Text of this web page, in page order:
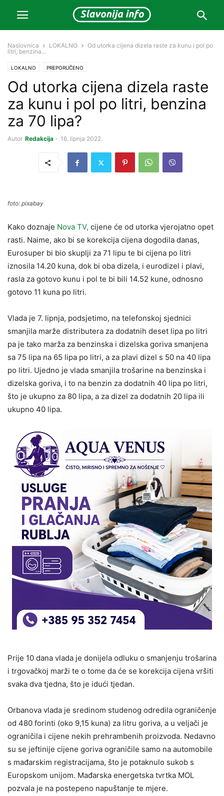
Naslovnica LOKALNO
Od utorka cijena dizela raste za kunu i pol po
litri, benzina...
LOKALNO PREPORUČENO
Od utorka cijena dizela raste
za kunu i pol po litri, benzina
za 70 lipa?
Autor Redakcija - 16. lipnja 2022.
foto: pixabay
Kako doznaje Nova TV, cijene će od utorka vjerojatno opet
rasti. Naime, ako bi se korekcija cijena dogodila danas,
Eurosuper bi bio skuplji za 71 lipu te bi cijena po litri
iznosila 14.20 kuna, dok bi oba dizela, i eurodizel i plavi,
rasla za gotovo kunu i pol te bi bili 14.52 kune, odnosno
gotovo 11 kuna po litri.
Vlada je 7. lipnja, podsjetimo, na telefonskoj sjednici
smanjila marže distributera za dodatnih deset lipa po litri
pa je tako marža za benzinska i dizelska goriva smanjena
sa 75 lipa na 65 lipa po litri, a za plavi dizel s 50 na 40 lipa
po litri. Ujedno je vlada smanjila trošarine na benzinska i
dizelska goriva, i to na benzin za dodatnih 40 lipa po litri,
što je ukupno za 80 lipa, a za dizel za dodatnih 20 lipa ili
ukupno 40 lipa.
Prije 10 dana vlada je donijela odluku o smanjenju trošarina
i trgovačkoj marži te o tome da će se korekcija cijena vršiti
svaka dva tjedna, što je idući tjedan.
Orbanova vlada je sredinom studenog odredila ograničenje
od 480 forinti (oko 9,15 kuna) za litru goriva, a u veljači je
ograničila i cijene nekih prehrambenih proizvoda. Nedavno
su se jeftinije cijene goriva ograničile samo na automobile
s mađarskim registracijama, što je potaknulo sukob s
Europskom unijom. Mađarska energetska tvrtka MOL
pozvala je na postepeno napuštanje te mjere.